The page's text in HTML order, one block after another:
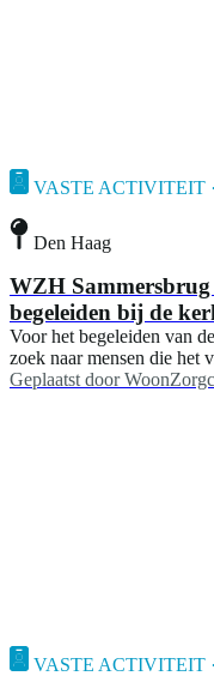
VASTE
Den Haag
WZH
begeleiden bij de
Voor het begeleiden van
zoek naar mensen die het
Geplaatst door
VASTE ACTIVITEIT